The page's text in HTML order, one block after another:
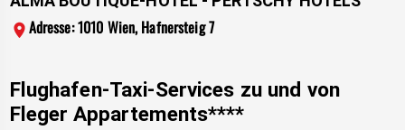
Adresse: 1010 Wien, Hafnersteig 7
Flughafen-Taxi-Services zu und von
Fleger Appartements****